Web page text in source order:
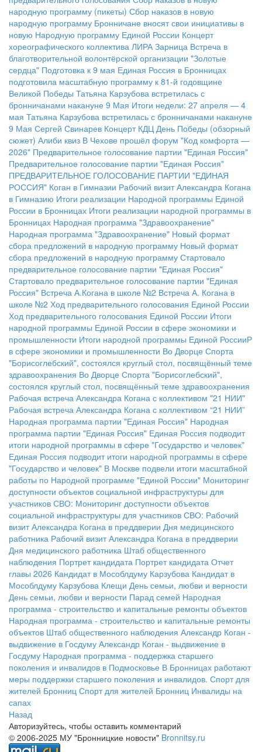
народную программу (пикеты) Сбор наказов в новую
народную программу Бронничане вносят свои инициативы в
новую Народную программу Единой России Концерт
хореографического коллектива ЛИРА Зарница Встреча в
благотворительной волонтёрской организации "Золотые
сердца" Подготовка к 9 мая Единая Россия в Бронницах
подготовила масштабную программу к 81-й годовщине
Великой Победы Татьяна Карзубова встретилась с
бронничанами накануне 9 Мая Итоги недели: 27 апреля — 4
мая Татьяна Карзубова встретилась с бронничанами накануне
9 Мая Сергей Свинарев Концерт КДЦ День Победы (обзорный
сюжет) Алиби квиз В Чехове прошёл форум "Код комфорта —
2026" Предварительное голосование партии "Единая Россия"
Предварительное голосование партии "Единая Россия"
ПРЕДВАРИТЕЛЬНОЕ ГОЛОСОВАНИЕ ПАРТИИ "ЕДИНАЯ
РОССИЯ" Коган в Гимназии Рабочий визит Александра Когана
в Гимназию Итоги реализации Народной программы Единой
России в Бронницах Итоги реализации народной программы в
Бронницах Народная программа "Здравоохранение"
Народная программа "Здравоохранение" Новый формат
сбора предложений в народную программу Новый формат
сбора предложений в народную программу Стартовало
предварительное голосование партии "Единая Россия"
Стартовало предварительное голосование партии "Единая
Россия" Встреча А.Когана в школе №2 Встреча А. Когана в
школе №2 Ход предварительного голосования Единой России
Ход предварительного голосования Единой России Итоги
народной программы Единой России в сфере экономики и
промышленности Итоги народной программы Единой РоссииР
в сфере экономики и промышленности Во Дворце Спорта
"Борисоглебский", состоялся круглый стол, посвящённый теме
здравоохранения Во Дворце Спорта "Борисоглебский",
состоялся круглый стол, посвящённый теме здравоохранения
Рабочая встреча Александра Когана с коллективом "21 НИИ"
Рабочая встреча Александра Когана с коллективом “21 НИИ”
Народная программа партии "Единая Россия" Народная
программа партии "Единая Россия" Единая Россия подводит
итоги народной программы в сфере "Государство и человек"
Единая Россия подводит итоги народной программы в сфере
"Государство и человек" В Москве подвели итоги масштабной
работы по Народной программе "Единой России" Мониторинг
доступности объектов социальной инфраструктуры для
участников СВО: Мониторинг доступности объектов
социальной инфраструктуры для участников СВО: Рабочий
визит Александра Когана в преддверии Дня медицинского
работника Рабочий визит Александра Когана в преддверии
Дня медицинского работника Штаб общественного
наблюдения Портрет кандидата Портрет кандидата Отчет
главы 2026 Кандидат в Мособлдуму Карзубова Кандидат в
Мособлдуму Карзубова Клещи День семьи, любви и верности
День семьи, любви и верности Парад семей Народная
программа - строительство и капитальные ремонты объектов
Народная программа - строительство и капитальные ремонты
объектов Штаб общественного наблюдения Александр Коган -
выдвижение в Госдуму Александр Коган - выдвижение в
Госдуму Народная программа - поддержка старшего
поколения и инвалидов в Подмосковье В Бронницах работают
меры поддержки старшего поколения и инвалидов. Спорт для
жителей Бронниц Спорт для жителей Бронниц Инвалиды на
сапах
Назад
Авторизуйтесь, чтобы оставить комментарий
© 2006-2025 МУ "Бронницкие новости" Bronnitsy.ru